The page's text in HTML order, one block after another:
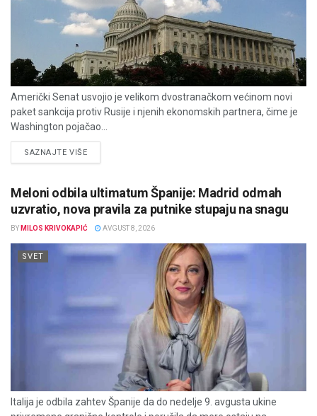
Američki Senat usvojio je velikom dvostranačkom većinom novi
paket sankcija protiv Rusije i njenih ekonomskih partnera, čime je
Washington pojačao...
SAZNAJTE VIŠEDETAILS
Meloni odbila ultimatum Španije: Madrid odmah
uzvratio, nova pravila za putnike stupaju na snagu
BY MILOS KRIVOKAPIĆ AVGUST 8, 2026
SVET
Italija je odbila zahtev Španije da do nedelje 9. avgusta ukine